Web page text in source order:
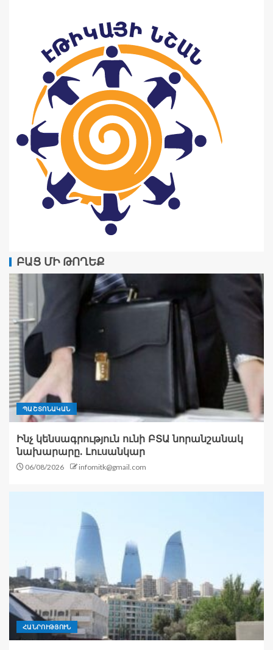
ԲԱՑ ՄԻ ԹՈՂԵՔ
ՊԱՇՏՈՆԱԿԱՆ
Ինչ կենսագրություն ունի ԲՏԱ նորանշանակ
նախարարը. Լուսանկար
06/08/2026 infomitk@gmail.com
ՀԱՆՐՈՒԹՅՈՒՆ